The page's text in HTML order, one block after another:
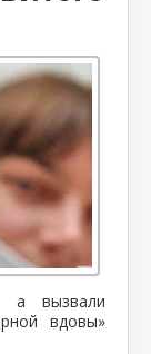
а вызвали
вдовы»